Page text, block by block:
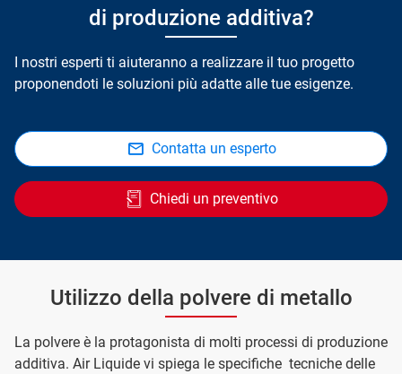
di produzione additiva?
I nostri esperti ti aiuteranno a realizzare il tuo progetto
proponendoti le soluzioni più adatte alle tue esigenze.
Contatta un esperto
Chiedi un preventivo
Utilizzo della polvere di metallo
La polvere è la protagonista di molti processi di produzione
additiva. Air Liquide vi spiega le specifiche tecniche delle